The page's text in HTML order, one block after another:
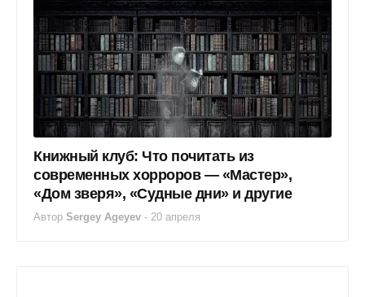
Книжный клуб: Что почитать из
современных хорроров — «Мастер»,
«Дом зверя», «Судные дни» и другие
Автор Sergey Ageyev - 20 апреля